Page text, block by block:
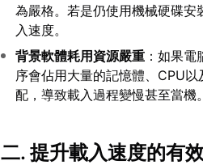
為嚴格。若是仍使用機械硬碟
入速度。
背景軟體耗用資源嚴重 ：如果
序會佔用大量的記憶體、CPU
配，導致載入過程變慢甚至當機。
二. 提升載入速度的有